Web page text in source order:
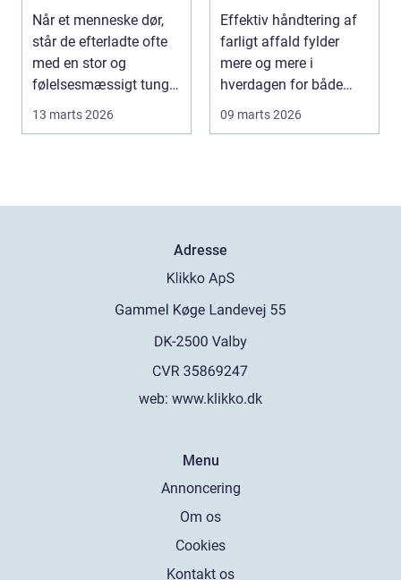
effektiv proces
Når et menneske dør,
står de efterladte ofte
med en stor og
følelsesmæssigt tung
13 marts 2026
virksomheden
Effektiv håndtering af
farligt affald fylder
mere og mere i
hverdagen for både
09 marts 2026
Adresse
web: www.klikko.dk
Menu
Annoncering
Om os
Cookies
Kontakt os